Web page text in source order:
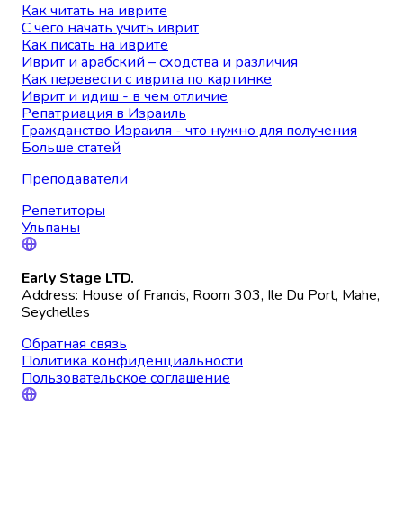
Как читать на иврите
С чего начать учить иврит
Как писать на иврите
Иврит и арабский – сходства и различия
Как перевести с иврита по картинке
Иврит и идиш - в чем отличие
Репатриация в Израиль
Гражданство Израиля - что нужно для получения
Больше статей
Преподаватели
Репетиторы
Ульпаны
Early Stage LTD.
Address: House of Francis, Room 303, Ile Du Port, Mahe,
Seychelles
Обратная связь
Политика конфиденциальности
Пользовательское соглашение